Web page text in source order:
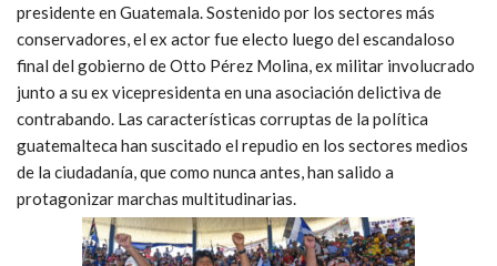
presidente en Guatemala. Sostenido por los sectores más
conservadores, el ex actor fue electo luego del escandaloso
final del gobierno de Otto Pérez Molina, ex militar involucrado
junto a su ex vicepresidenta en una asociación delictiva de
contrabando. Las características corruptas de la política
guatemalteca han suscitado el repudio en los sectores medios
de la ciudadanía, que como nunca antes, han salido a
protagonizar marchas multitudinarias.